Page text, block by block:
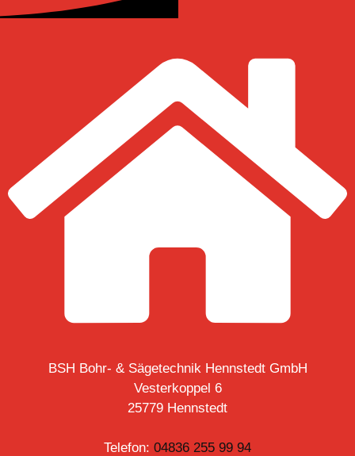
BSH Bohr- & Sägetechnik Hennstedt GmbH
Vesterkoppel 6
25779 Hennstedt
Telefon: 04836 255 99 94